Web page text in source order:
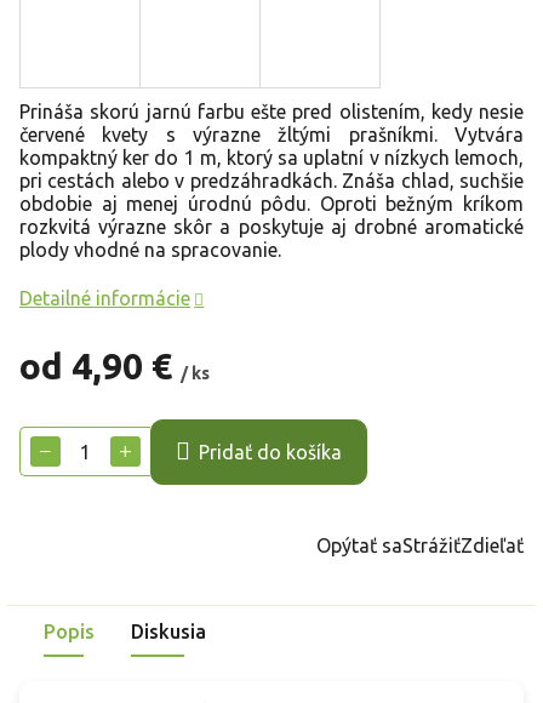
od 4,90 € / ks
cena:
+
− Pridať do košíka
Prináša skorú jarnú farbu ešte pred olistením, kedy nesie
červené kvety s výrazne žltými prašníkmi. Vytvára
kompaktný ker do 1 m, ktorý sa uplatní v nízkych lemoch,
pri cestách alebo v predzáhradkách. Znáša chlad, suchšie
obdobie aj menej úrodnú pôdu. Oproti bežným kríkom
rozkvitá výrazne skôr a poskytuje aj drobné aromatické
plody vhodné na spracovanie.
Detailné informácie
Opýtať saStrážiťZdieľať
Popis Diskusia